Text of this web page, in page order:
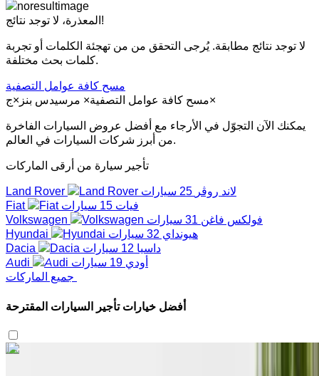
المعذرة،لا توجد نتائج!
لا توجد نتائج مطابقة. يُرجى التحقق من من تهجئة الكلمات أو تجربة
كلمات بحث مختلفة.
مسح كافة عوامل التصفية
مسح كافة عوامل التصفية× مرسيدس بنز ×ج
×
يمكنك الآن التجوّل في الأرجاء مع أفضل عروض السيارات الفاخرة
من أبرز شركات السيارات في العالم.
تأجير سيارة من أرقى الماركات
Land Rover
لاند روڤر 25 سيارات
Fiat
فيات 15 سيارات
Volkswagen
فولكس فاغن 31 سيارات
Hyundai
هيونداي 32 سيارات
Dacia
داسيا 12 سيارات
Audi
أودي 19 سيارات
أفضل خيارات تأجير السيارات المقترحة